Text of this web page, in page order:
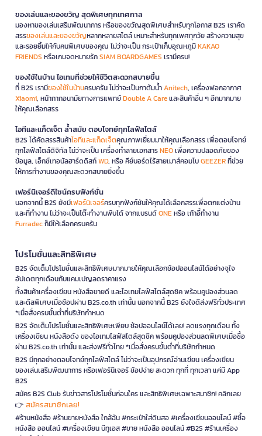
ของเล่นและของขวัญ สุดพิเศษทุกเทศกาล
มองหาของเล่นเสริมพัฒนาการ หรือของขวัญสุดพิเศษสำหรับทุกโอกาส B2S เราคัด
สรรของเล่นและของขวัญหลากหลายสไตล์ เหมาะสำหรับทุกเพศทุกวัย สร้างความสุข
และรอยยิ้มให้กับคนพิเศษของคุณ ไม่ว่าจะเป็น กระเป๋าเก็บอุณหภูมิKAKAO
FRIENDS หรือเกมจดหมายรักSIAM BOARDGAMES เรามีครบ!
ของใช้ในบ้าน ไอเทมที่ช่วยให้ชีวิตสะดวกสบายขึ้น
ที่ B2S เรามีของใช้ในบ้านครบครัน ไม่ว่าจะเป็นกาต้มน้ำAnitech, เครื่องฟอกอากาศ
Xiaomi, หน้ากากอนามัยทางการแพทย์Double A Careและสินค้าอื่น ๆ อีกมากมาย
ให้คุณเลือกสรร
ไอทีและแก็ดเจ็ต ล้ำสมัย ตอบโจทย์ทุกไลฟ์สไตล์
B2S ได้คัดสรรสินค้าไอทีและแก็ดเจ็ตคุณภาพเยี่ยมมาให้คุณเลือกสรร เพื่อตอบโจทย์
ทุกไลฟ์สไตล์ดิจิทัล ไม่ว่าจะเป็น เครื่องทำลายเอกสารNEOเพื่อความปลอดภัยของ
ข้อมูล, เอ็กซ์เทอนัลฮาร์ดดิสก์WD, หรือ คีย์บอร์ดไร้สายเมาส์คอมโบGEEZERที่ช่วย
ให้การทำงานของคุณสะดวกสบายยิ่งขึ้น
เฟอร์นิเจอร์ดีไซน์ครบฟังก์ชั่น
นอกจากนี้ B2S ยังมีเฟอร์นิเจอร์ครบทุกฟังก์ชันให้คุณได้เลือกสรรเพื่อตกแต่งบ้าน
และที่ทำงาน ไม่ว่าจะเป็นโต๊ะทำงานพับได้ จากแบรนด์ONEหรือ เก้าอี้ทำงาน
Furradecก็มีให้เลือกครบครัน
โปรโมชั่นและสิทธิพิเศษ
B2S จัดเต็มโปรโมชั่นและสิทธิพิเศษมากมายให้คุณเลือกช้อปออนไลน์ได้อย่างจุใจ
อัปเดตทุกเดือนกับแคมเปญลดราคาแรง
ทั้งสินค้าเครื่องเขียน หนังสือขายดี และไอเทมไลฟ์สไตล์สุดชิค พร้อมคูปองส่วนลด
และดีลพิเศษเมื่อช้อปผ่าน B2S.co.th เท่านั้น นอกจากนี้ B2S ยังใจดีส่งฟรีทั่วประเทศ
*เมื่อสั่งครบขั้นต่ำที่บริษัทกำหนด
B2S จัดเต็มโปรโมชั่นและสิทธิพิเศษเพียบ ช้อปออนไลน์ได้เลย! ลดแรงทุกเดือน ทั้ง
เครื่องเขียน หนังสือดัง ของไอเทมไลฟ์สไตล์สุดชิค พร้อมคูปองส่วนลดพิเศษเมื่อซื้อ
ผ่าน B2S.co.th เท่านั้น และส่งฟรีทั่วไทย *เมื่อสั่งครบขั้นต่ำที่บริษัทกำหนด
B2S มีทุกอย่างตอบโจทย์ทุกไลฟ์สไตล์ ไม่ว่าจะเป็นอุปกรณ์อ่านเขียน เครื่องเขียน
ของเล่นเสริมพัฒนาการ หรือเฟอร์นิเจอร์ ช้อปง่าย สะดวก ทุกที่ ทุกเวลา แค่มี App
B2S
สมัคร B2S Club รับข่าวสารโปรโมชั่นก่อนใคร และสิทธิพิเศษเฉพาะสมาชิก! คลิกเลย
👉 สมัครสมาชิกเลย!
#ร้านหนังสือ #ร้านขายหนังสือ ใกล้ฉัน #กระเป๋าใส่ดินสอ #เครื่องเขียนออนไลน์ #ซื้อ
หนังสือ ออนไลน์ #เครื่องเขียน บีทูเอส #ขาย หนังสือ ออนไลน์ #B2S #ร้านเครื่อง